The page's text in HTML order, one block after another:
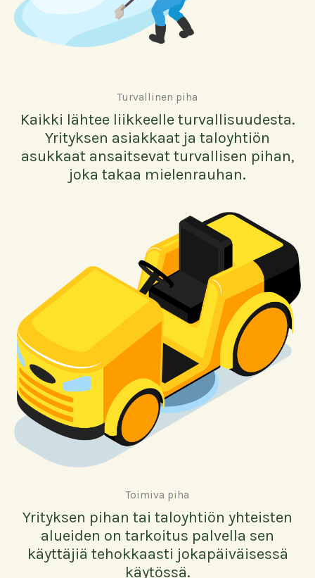
Turvallinen piha
Kaikki lähtee liikkeelle turvallisuudesta.
Yrityksen asiakkaat ja taloyhtiön
asukkaat ansaitsevat turvallisen pihan,
joka takaa mielenrauhan.
Toimiva piha
Yrityksen pihan tai taloyhtiön yhteisten
alueiden on tarkoitus palvella sen
käyttäjiä tehokkaasti jokapäiväisessä
käytössä.